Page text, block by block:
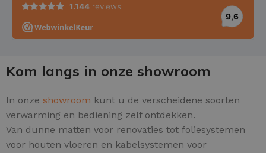
Kom langs in onze showroom
In onze showroom kunt u de verscheidene soorten
verwarming en bediening zelf ontdekken.
Van dunne matten voor renovaties tot foliesystemen
voor houten vloeren en kabelsystemen voor